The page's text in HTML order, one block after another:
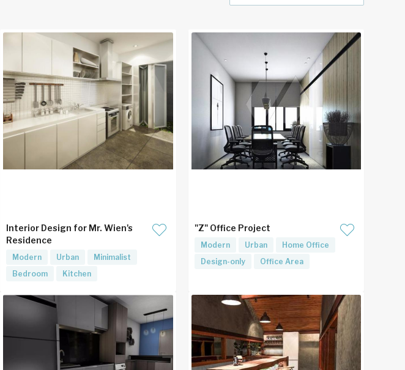
Interior Design for Mr. Wien's
Residence
Modern Urban
Minimalist
Bedroom
Kitchen
"Z" Office Project
Modern Urban
Home Office
Design-only
Office Area